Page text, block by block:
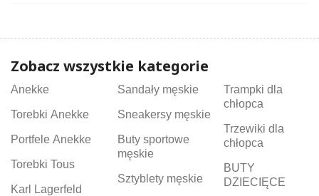
Zobacz wszystkie kategorie
Anekke
Torebki Anekke
Portfele Anekke
Torebki Tous
Karl Lagerfeld
Sandały męskie
Sneakersy męskie
Buty sportowe
męskie
Sztyblety męskie
Trampki dla
chłopca
Trzewiki dla
chłopca
BUTY
DZIECIĘCE